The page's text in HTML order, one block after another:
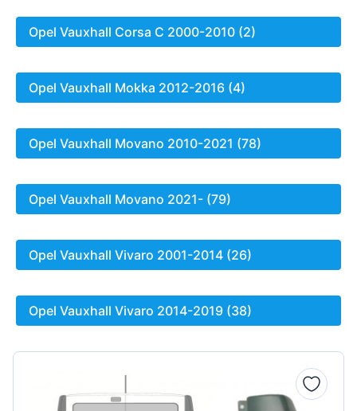
Opel Vauxhall Corsa C 2000-2010 (2)
Opel Vauxhall Mokka 2012-2016 (4)
Opel Vauxhall Movano 2010-2021 (78)
Opel Vauxhall Movano 2021- (79)
Opel Vauxhall Vivaro 2001-2014 (26)
Opel Vauxhall Vivaro 2014-2019 (38)